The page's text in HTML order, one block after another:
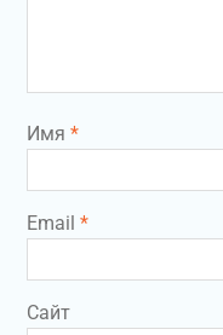
Имя *
Email *
Сайт